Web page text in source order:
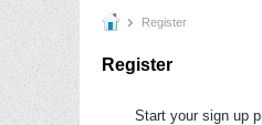
Register
Register
Start your sign up